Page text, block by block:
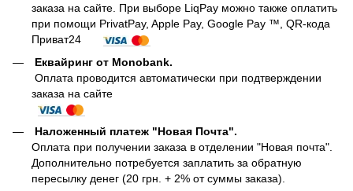
заказа на сайте. При выборе LiqPay можно также оплатить
при помощи PrivatPay, Apple Pay, Google Pay ™, QR-кода
Приват24
Еквайринг от Monobank.
Оплата проводится автоматически при подтверждении
заказа на сайте
Наложенный платеж "Новая Почта".
Оплата при получении заказа в отделении "Новая почта".
Дополнительно потребуется заплатить за обратную
пересылку денег (20 грн. + 2% от суммы заказа).